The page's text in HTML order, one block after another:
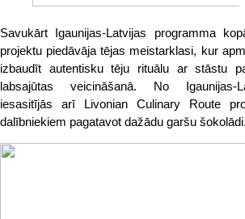
Savukārt Igaunijas-Latvijas programma
projektu piedāvāja tējas meistarklasi, kur
izbaudīt autentisku tēju rituālu ar stāstu
labsajūtas veicināšanā. No Igaunijas-
iesasitījās arī Livonian Culinary Route
dalībniekiem pagatavot dažādu garšu šokolādi.